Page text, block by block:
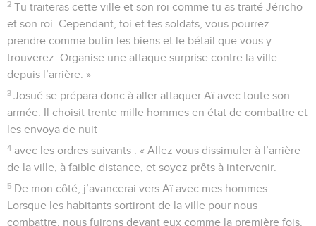
2 Tu traiteras cette ville et son roi comme tu as traité Jéricho
et son roi. Cependant, toi et tes soldats, vous pourrez
prendre comme butin les biens et le bétail que vous y
trouverez. Organise une attaque surprise contre la ville
depuis l’arrière. »
3 Josué se prépara donc à aller attaquer Aï avec toute son
armée. Il choisit trente mille hommes en état de combattre et
les envoya de nuit
4 avec les ordres suivants : « Allez vous dissimuler à l’arrière
de la ville, à faible distance, et soyez prêts à intervenir.
5 De mon côté, j’avancerai vers Aï avec mes hommes.
Lorsque les habitants sortiront de la ville pour nous
combattre, nous fuirons devant eux comme la première fois.